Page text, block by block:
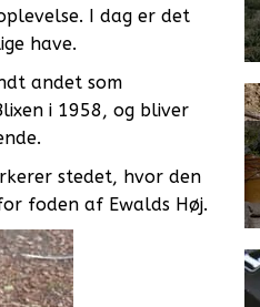
I dag er det
have.
andet som
i 1958, og bliver
stedet, hvor den
foden af Ewalds Høj.